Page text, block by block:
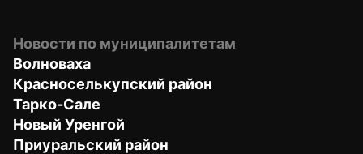
Новости по муниципалитетам
Волноваха
Красноселькупский район
Тарко-Сале
Новый Уренгой
Приуральский район